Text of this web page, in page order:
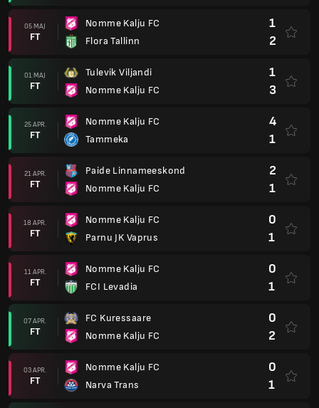
05 MAJ
FT
Nomme Kalju FC
Flora Tallinn
1
2
01 MAJ
FT
Tulevik Viljandi
Nomme Kalju FC
1
3
25 APR.
FT
Nomme Kalju FC
Tammeka
4
1
21 APR.
FT
Paide Linnameeskond
Nomme Kalju FC
2
1
18 APR.
FT
Nomme Kalju FC
Parnu JK Vaprus
0
1
11 APR.
FT
Nomme Kalju FC
FCI Levadia
0
1
07 APR.
FT
FC Kuressaare
Nomme Kalju FC
0
2
03 APR.
FT
Nomme Kalju FC
Narva Trans
0
1